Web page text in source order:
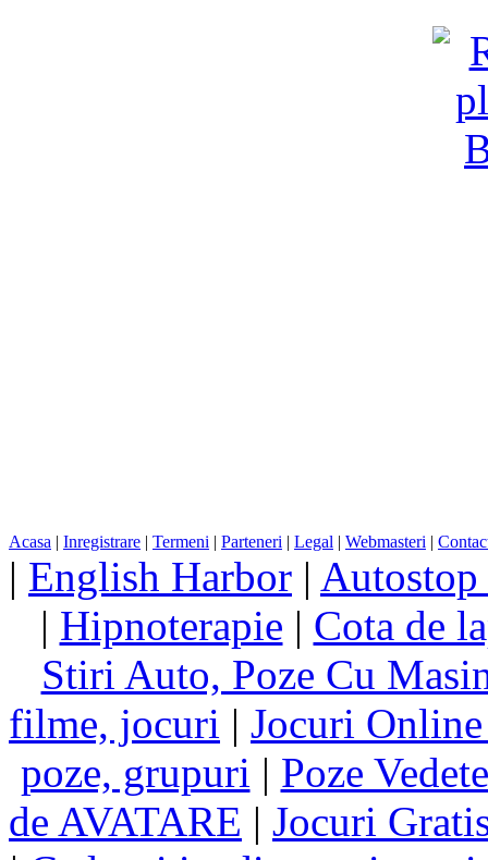
Acasa | Inregistrare | Termeni | Parteneri | Legal | Webmasteri |
| English Harbor |
| Hipnoterapie | Cota de
Stiri Auto, Poze Cu
filme, jocuri | Jocuri
poze, grupuri | Poze
de AVATARE | Jocuri